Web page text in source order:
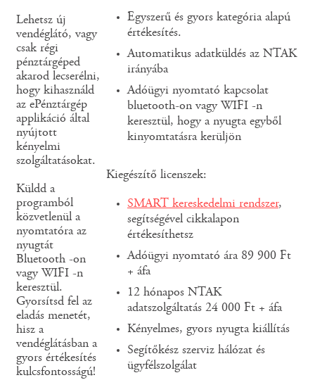
Lehetsz új
vendéglátó, vagy
csak régi
pénztárgéped
akarod lecserélni,
hogy kihasználd
az ePénztárgép
applikáció által
nyújtott
kényelmi
szolgáltatásokat.
Küldd a
programból
közvetlenül a
nyomtatóra az
nyugtát
Bluetooth -on
vagy WIFI -n
keresztül.
Gyorsítsd fel az
eladás menetét,
hisz a
vendéglátásban a
gyors értékesítés
kulcsfontosságú!
Egyszerű és gyors kategória alapú
értékesítés.
Automatikus adatküldés az NTAK
irányába
Adóügyi nyomtató kapcsolat
bluetooth-on vagy WIFI -n
keresztül, hogy a nyugta egyből
kinyomtatásra kerüljön
Kiegészítő licenszek:
SMART kereskedelmi rendszer,
segítségével cikkalapon
értékesíthetsz
Adóügyi nyomtató ára 89 900 Ft
+ áfa
12 hónapos NTAK
adatszolgáltatás 24 000 Ft + áfa
Kényelmes, gyors nyugta kiállítás
Segítőkész szerviz hálózat és
ügyfélszolgálat